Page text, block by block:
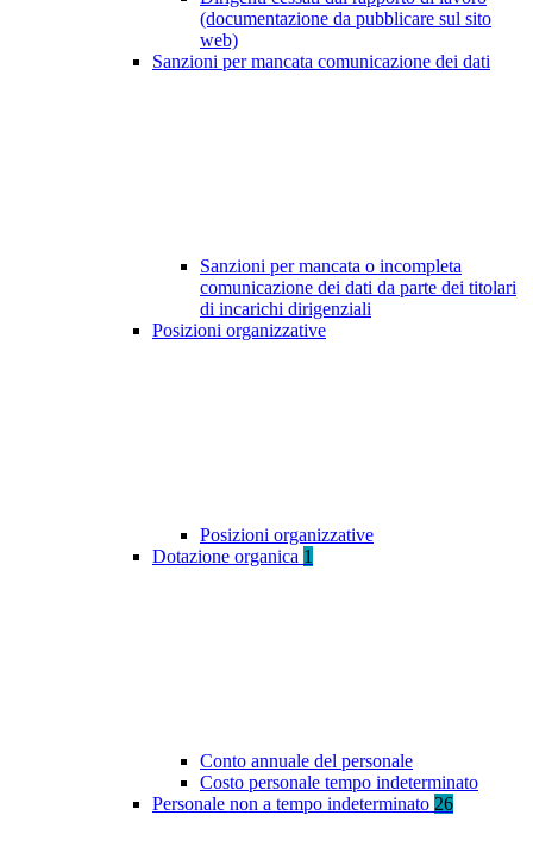
(documentazione da pubblicare sul sito
web)
Sanzioni per mancata comunicazione dei dati
Sanzioni per mancata o incompleta
comunicazione dei dati da parte dei titolari
di incarichi dirigenziali
Posizioni organizzative
Posizioni organizzative
Dotazione organica 1
Conto annuale del personale
Costo personale tempo indeterminato
Personale non a tempo indeterminato 26